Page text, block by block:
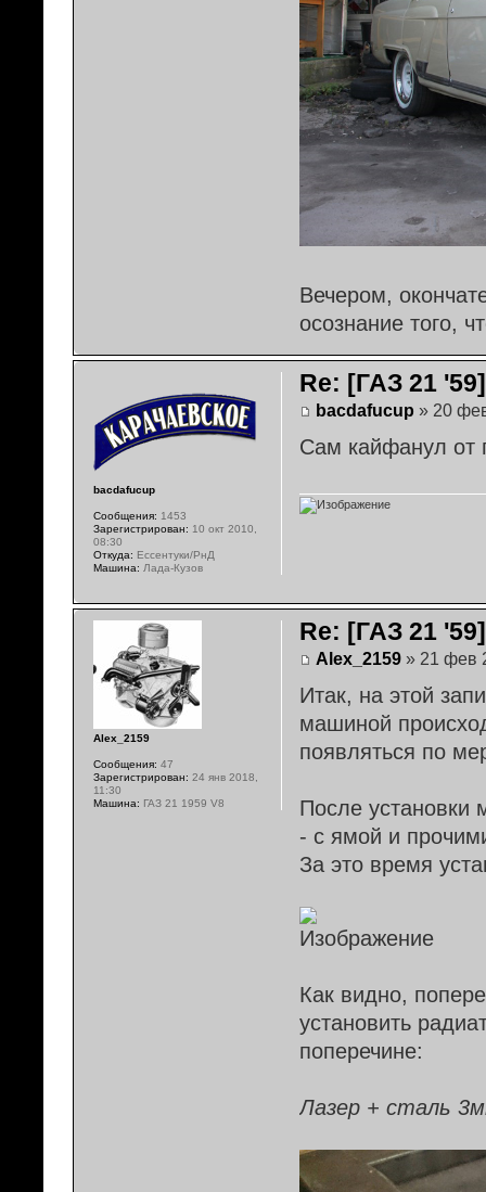
Вечером,
осознание того,
Re: [ГАЗ 21
bacdafucup » 20
Сам кайфанул от
bacdafucup
Сообщения: 1453
Зарегистрирован: 10 окт 2010,
08:30
Откуда: Ессентуки/РнД
Машина: Лада-Кузов
Re: [ГАЗ 21
Alex_2159» 21 фев
Итак, на этой
машиной
появляться по
После установки
- с ямой и
За это время
Как видно,
установить
поперечине:
Лазер + сталь
Alex_2159
Сообщения: 47
Зарегистрирован: 24 янв 2018,
11:30
Машина: ГАЗ 21 1959 V8